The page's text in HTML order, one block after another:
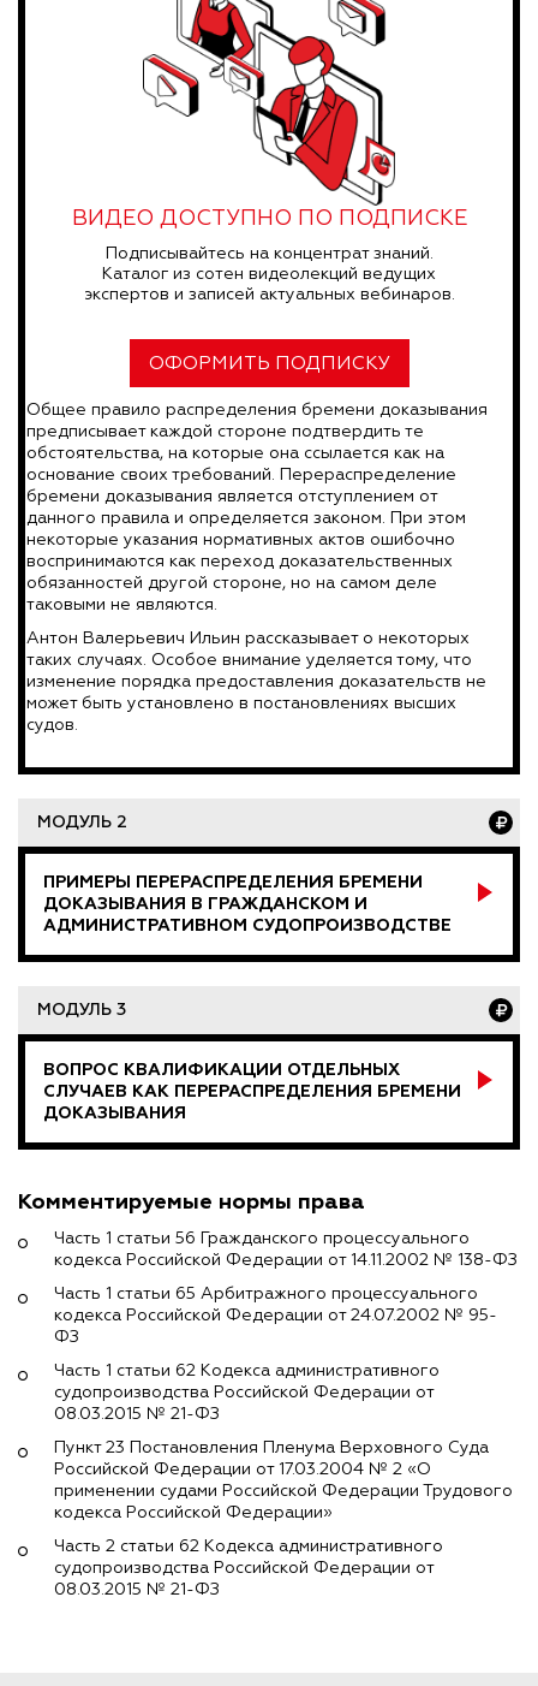
ВИДЕО ДОСТУПНО ПО ПОДПИСКЕ
Подписывайтесь на концентрат знаний.
Каталог из сотен видеолекций ведущих
экспертов и записей актуальных вебинаров.
ОФОРМИТЬ ПОДПИСКУ
Общее правило распределения бремени доказывания
предписывает каждой стороне подтвердить те
обстоятельства, на которые она ссылается как на
основание своих требований. Перераспределение
бремени доказывания является отступлением от
данного правила и определяется законом. При этом
некоторые указания нормативных актов ошибочно
воспринимаются как переход доказательственных
обязанностей другой стороне, но на самом деле
таковыми не являются.
Антон Валерьевич Ильин рассказывает о некоторых
таких случаях. Особое внимание уделяется тому, что
изменение порядка предоставления доказательств не
может быть установлено в постановлениях высших
судов.
МОДУЛЬ 2
ПРИМЕРЫ ПЕРЕРАСПРЕДЕЛЕНИЯ БРЕМЕНИ
ДОКАЗЫВАНИЯ В ГРАЖДАНСКОМ И
АДМИНИСТРАТИВНОМ СУДОПРОИЗВОДСТВЕ
МОДУЛЬ 3
ВОПРОС КВАЛИФИКАЦИИ ОТДЕЛЬНЫХ
СЛУЧАЕВ КАК ПЕРЕРАСПРЕДЕЛЕНИЯ БРЕМЕНИ
ДОКАЗЫВАНИЯ
Комментируемые нормы права
Часть 1 статьи 56 Гражданского процессуального
кодекса Российской Федерации от 14.11.2002 № 138-ФЗ
Часть 1 статьи 65 Арбитражного процессуального
кодекса Российской Федерации от 24.07.2002 № 95-
ФЗ
Часть 1 статьи 62 Кодекса административного
судопроизводства Российской Федерации от
08.03.2015 № 21-ФЗ
Пункт 23 Постановления Пленума Верховного Суда
Российской Федерации от 17.03.2004 № 2 «О
применении судами Российской Федерации Трудового
кодекса Российской Федерации»
Часть 2 статьи 62 Кодекса административного
судопроизводства Российской Федерации от
08.03.2015 № 21-ФЗ